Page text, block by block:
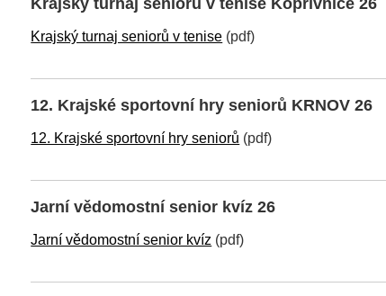
Krajský turnaj seniorů v tenise (pdf)
12. Krajské sportovní hry seniorů KRNOV 26
12. Krajské sportovní hry seniorů (pdf)
Jarní vědomostní senior kvíz 26
Jarní vědomostní senior kvíz (pdf)